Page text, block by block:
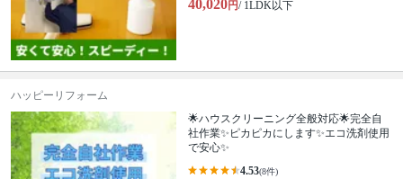
40,020円/ 1LDK以下
ハッピーリフォーム
🌟ハウスクリーニング全般対応🌟完全自
社作業✨️ピカピカにします✨️エコ洗剤使用
で安心✨
4.53(8件)